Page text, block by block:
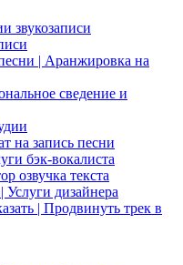
звукозаписи
| Аранжировка на
сведение и
на запись песни
бэк-вокалиста
озвучка текста
дизайнера
| Продвинуть трек в